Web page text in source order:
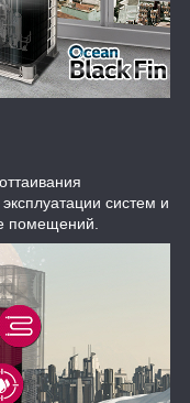
систем и
помещений.